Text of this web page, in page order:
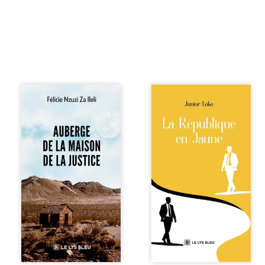
Auberge de la
récit-témoignage
consacré au
parcours
exemplaire de
Mbala Zi Nkuaku
Lema Félix.
Magistrat intègre,
fervent défenseur
des droits
humains et de
l’indépendance
judiciaire, il voit sa
carrière de trente-
quatre ans
Fédérale du
Congo, la
naissance de
jumeaux de races
différentes
bouleverse l’ordre
établi : Senior est
Noir et Junior est
Blanc, bien que
nés d’un couple de
Noirs. Très vite,
l’événement attire
les médias
internationaux et
transforme le
bébé blanc en une